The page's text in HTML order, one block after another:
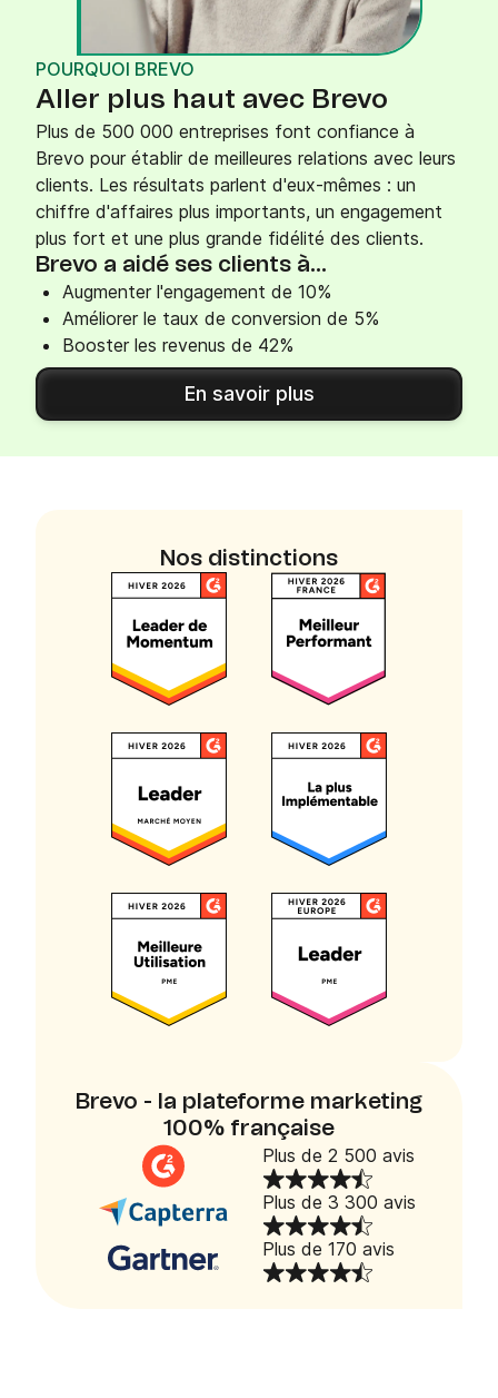
POURQUOI BREVO
Aller plus haut avec Brevo
Plus de 500 000 entreprises font confiance à
Brevo pour établir de meilleures relations avec leurs
clients. Les résultats parlent d'eux-mêmes : un
chiffre d'affaires plus importants, un engagement
plus fort et une plus grande fidélité des clients.
Brevo a aidé ses clients à...
Augmenter l'engagement de 10%
Améliorer le taux de conversion de 5%
Booster les revenus de 42%
En savoir plus
Nos distinctions
Brevo - la plateforme marketing
100% française
Plus de 2 500 avis
Plus de 3 300 avis
Plus de 170 avis